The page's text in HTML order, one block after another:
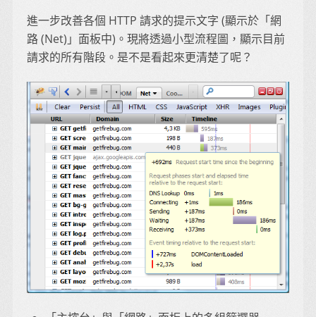
進一步改善各個 HTTP 請求的提示文字 (顯示於「網
路 (Net)」面板中)。現將透過小型流程圖，顯示目前
請求的所有階段。是不是看起來更清楚了呢？